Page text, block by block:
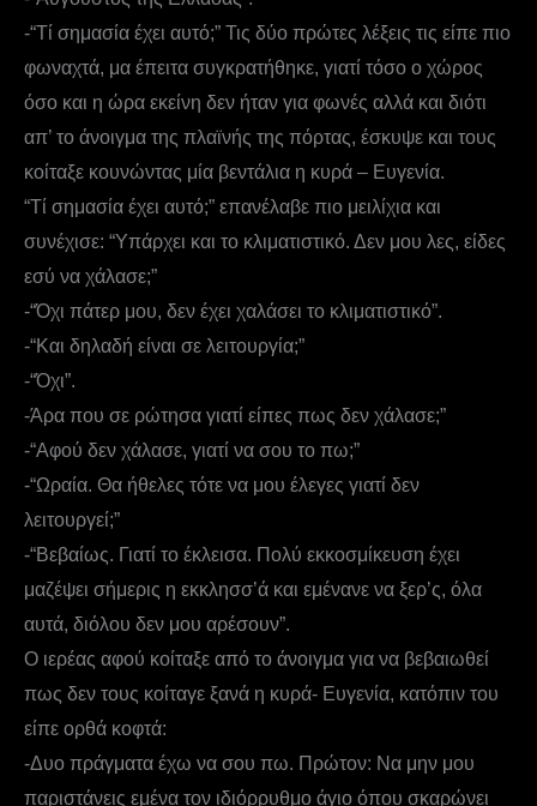
-“Τί σημασία έχει αυτό;” Τις δύο πρώτες λέξεις τις είπε πιο
φωναχτά, μα έπειτα συγκρατήθηκε, γιατί τόσο ο χώρος
όσο και η ώρα εκείνη δεν ήταν για φωνές αλλά και διότι
απ’ το άνοιγμα της πλαϊνής της πόρτας, έσκυψε και τους
κοίταξε κουνώντας μία βεντάλια η κυρά – Ευγενία.
“Τί σημασία έχει αυτό;” επανέλαβε πιο μειλίχια και
συνέχισε: “Υπάρχει και το κλιματιστικό. Δεν μου λες, είδες
εσύ να χάλασε;”
-“Όχι πάτερ μου, δεν έχει χαλάσει το κλιματιστικό”.
-“Και δηλαδή είναι σε λειτουργία;”
-“Όχι”.
-Άρα που σε ρώτησα γιατί είπες πως δεν χάλασε;”
-“Αφού δεν χάλασε, γιατί να σου το πω;”
-“Ωραία. Θα ήθελες τότε να μου έλεγες γιατί δεν
λειτουργεί;”
-“Βεβαίως. Γιατί το έκλεισα. Πολύ εκκοσμίκευση έχει
μαζέψει σήμερις η εκκλησσ’ά και εμένανε να ξερ’ς, όλα
αυτά, διόλου δεν μου αρέσουν”.
Ο ιερέας αφού κοίταξε από το άνοιγμα για να βεβαιωθεί
πως δεν τους κοίταγε ξανά η κυρά- Ευγενία, κατόπιν του
είπε ορθά κοφτά:
-Δυο πράγματα έχω να σου πω. Πρώτον: Να μην μου
παριστάνεις εμένα τον ιδιόρρυθμο άγιο όπου σκαρώνει